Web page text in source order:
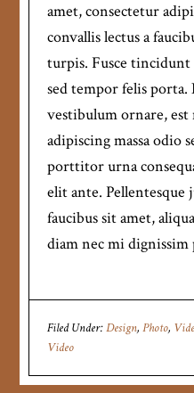
amet, consectetur
convallis lectus a
turpis. Fusce
sed tempor felis porta.
vestibulum ornare, est
adipiscing massa odio
porttitor urna
elit ante. Pellentesque
faucibus sit amet,
diam nec mi dignissim
Filed Under:Design,Photo,
Video